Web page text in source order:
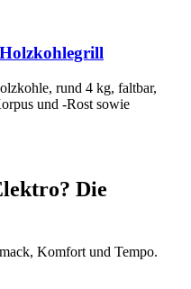
rund 4 kg, faltbar,
und -Rost sowie
Die
Komfort und Tempo.